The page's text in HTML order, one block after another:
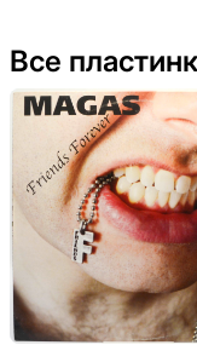
Все